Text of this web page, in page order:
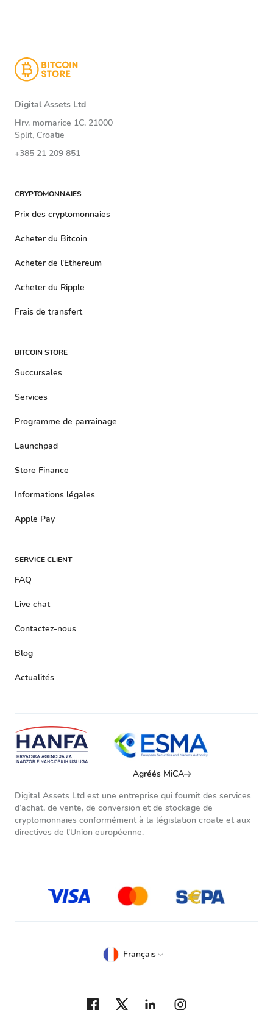
Digital Assets Ltd
Hrv. mornarice 1C, 21000
Split, Croatie
+385 21 209 851
CRYPTOMONNAIES
Prix ​​​​des cryptomonnaies
Acheter du Bitcoin
Acheter de l'Ethereum
Acheter du Ripple
Frais de transfert
BITCOIN STORE
Succursales
Services
Programme de parrainage
Launchpad
Store Finance
Informations légales
Apple Pay
SERVICE CLIENT
FAQ
Live chat
Contactez-nous
Blog
Actualités
Agréés MiCA
Digital Assets Ltd est une entreprise qui fournit des services
d’achat, de vente, de conversion et de stockage de
cryptomonnaies conformément à la législation croate et aux
directives de l’Union européenne.
Français